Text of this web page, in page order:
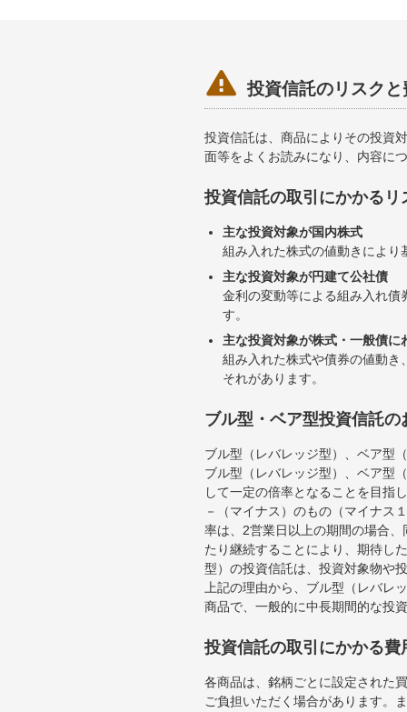
 投資信託のリスク
投資信託は、商品によりその投資
面等をよくお読みになり、内容に
投資信託の取引にかかるリ
主な投資対象が国内株式
組み入れた株式の値動きによ
主な投資対象が円建て公社債
金利の変動等による組み入れ
す。
主な投資対象が株式・一般債
組み入れた株式や債券の値動
それがあります。
ブル型・ベア型投資信託
ブル型（レバレッジ型）、ベア型
ブル型（レバレッジ型）、ベア型
して一定の倍率となることを目指
－（マイナス）のもの（マイナス
率は、2営業日以上の期間の場合
たり継続することにより、期待し
型）の投資信託は、投資対象物や
上記の理由から、ブル型（レバレ
商品で、一般的に中長期間的な投
投資信託の取引にかかる費
各商品は、銘柄ごとに設定された
ご負担いただく場合があります。